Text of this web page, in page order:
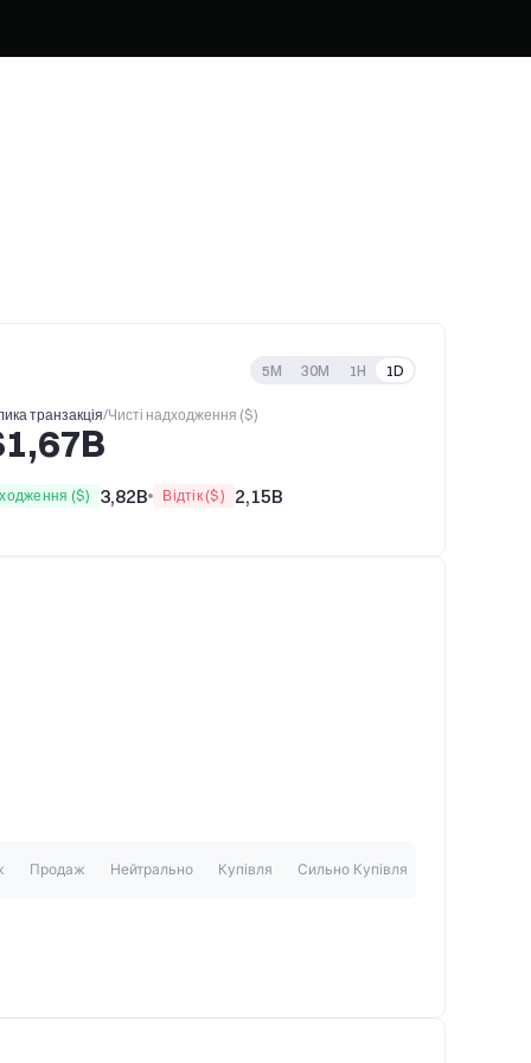
5M 30M 1H 1D
транзакція/Чисті надходження ($)
($) 3,82B Відтік ($) 2,15B
Продаж Нейтрально Купівля Сильно Купівля